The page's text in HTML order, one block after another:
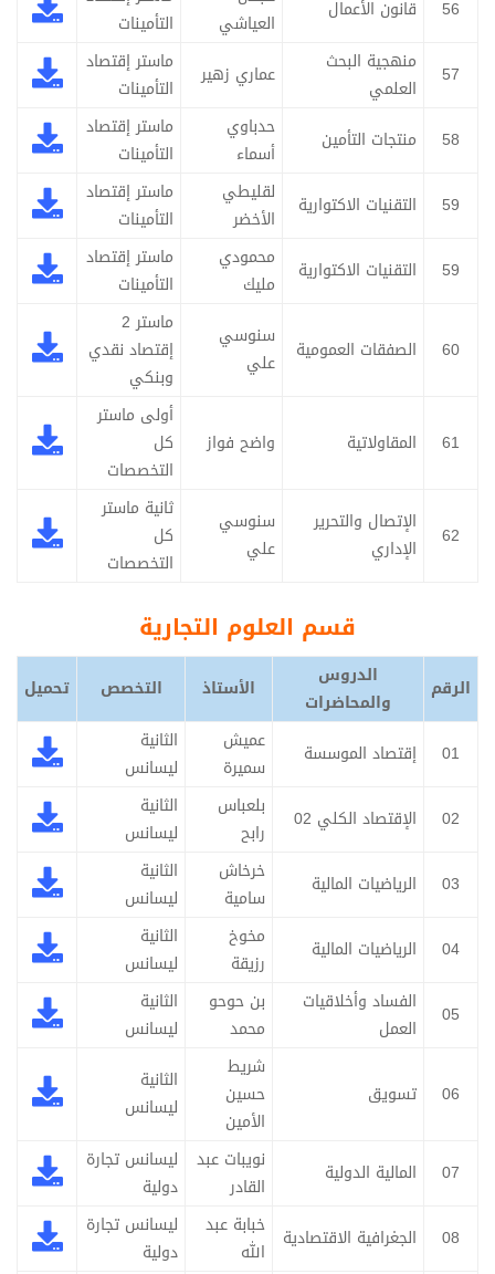
56 قانون الأعمال
العياشي
التأمينات
57
منهجية البحث
العلمي
عماري زهير
ماستر إقتصاد
التأمينات
58
منتجات التأمين
حدباوي
أسماء
ماستر إقتصاد
التأمينات
59
التقنيات الاكتوارية
لقليطي
الأخضر
ماستر إقتصاد
التأمينات
59
التقنيات الاكتوارية
محمودي
مليك
ماستر إقتصاد
التأمينات
60 الصفقات العمومية
سنوسي
علي
ماستر 2
إقتصاد نقدي
وبنكي
61 المقاولاتية واضح فواز
أولى ماستر
كل
التخصصات
62
الإتصال والتحرير
الإداري
سنوسي
علي
ثانية ماستر
كل
التخصصات
قسم العلوم التجارية
الرقم
الدروس
والمحاضرات
الأستاذ التخصص تحميل
01 إقتصاد الموسسة
عميش
سميرة
الثانية
ليسانس
02
الإقتصاد الكلي 02
بلعباس
رابح
الثانية
ليسانس
03
الرياضيات المالية
خرخاش
سامية
الثانية
ليسانس
04
الرياضيات المالية
مخوخ
رزيقة
الثانية
ليسانس
05
الفساد وأخلاقيات
العمل
بن حوحو
محمد
الثانية
ليسانس
06 تسويق
شريط
حسين
الأمين
الثانية
ليسانس
07 المالية الدولية
نويبات عبد
القادر
ليسانس تجارة
دولية
08
الجغرافية الاقتصادية
خبابة عبد
الله
ليسانس تجارة
دولية